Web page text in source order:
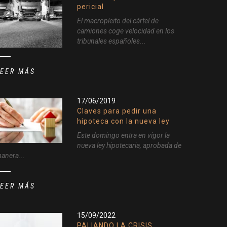
pericial
El macropleito del cártel de
camiones coge velocidad en los
tribunales españoles...
MÁS
17/06/2019
Claves para pedir una
hipoteca con la nueva ley
Este domingo entra en vigor la
nueva ley hipotecaria, aprobada de
MÁS
15/09/2022
PALIANDO LA CRISIS